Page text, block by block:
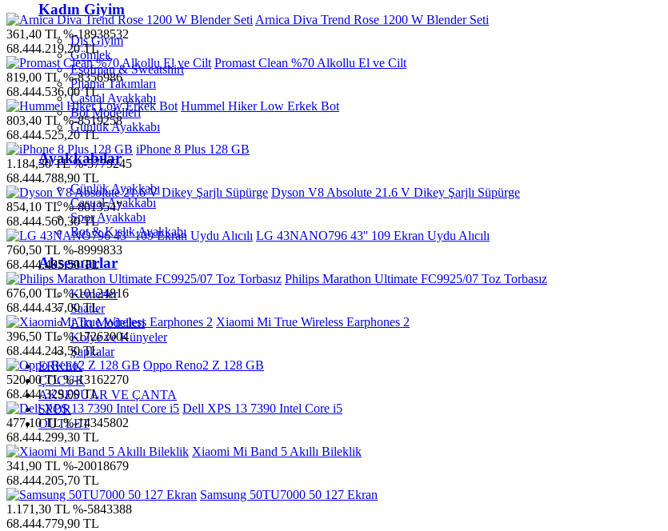
Kadın Giyim
Dış Giyim
Gömlek
Eşofman & Sweatshirt
Pijama Takımları
Casual Ayakkabı
Bot Modelleri
Günlük Ayakkabı
Ayakkabılar
Günlük Ayakkabı
Casual Ayakkabı
Spor Ayakkabı
Bot & Kışlık Ayakkabı
Aksesuarlar
Kemerler
Saatler
Atkı Modelleri
Kolye ve Künyeler
Şapkalar
ERKEK
ÇOCUK
AKSESUAR VE ÇANTA
SPOR
OUTLET
Arnica Diva Trend Rose 1200 W Blender Seti
361,40 TL %-18938532
68.444.219,20 TL
Promast Clean %70 Alkollu El ve Cilt
819,00 TL %-8356986
68.444.536,00 TL
Hummel Hiker Low Erkek Bot
803,40 TL %-8519258
68.444.525,20 TL
iPhone 8 Plus 128 GB
1.184,30 TL %-5779245
68.444.788,90 TL
Dyson V8 Absolute 21.6 V Dikey Şarjlı Süpürge
854,10 TL %-8013547
68.444.560,30 TL
LG 43NANO796 43'' 109 Ekran Uydu Alıcılı
760,50 TL %-8999833
68.444.495,50 TL
Philips Marathon Ultimate FC9925/07 Toz Torbasız
676,00 TL %-10124816
68.444.437,00 TL
Xiaomi Mi True Wireless Earphones 2
396,50 TL %-17262004
68.444.243,50 TL
Oppo Reno2 Z 128 GB
520,00 TL %-13162270
68.444.329,00 TL
Dell XPS 13 7390 Intel Core i5
477,10 TL %-14345802
68.444.299,30 TL
Xiaomi Mi Band 5 Akıllı Bileklik
341,90 TL %-20018679
68.444.205,70 TL
Samsung 50TU7000 50 127 Ekran
1.171,30 TL %-5843388
68.444.779,90 TL